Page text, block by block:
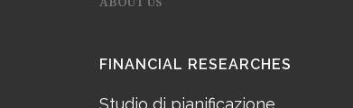
FINANCIAL RESEARCHES
Studio di pianificazione